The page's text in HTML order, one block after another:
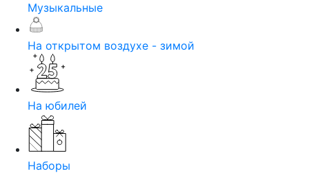
Музыкальные
На открытом воздухе - зимой
На юбилей
Наборы